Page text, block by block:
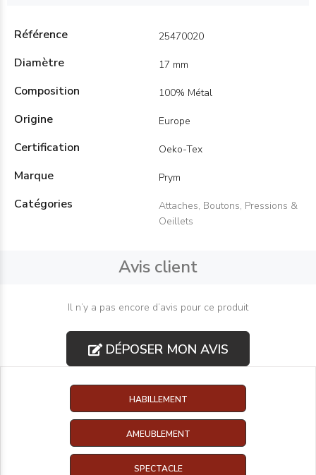
Référence 25470020
Diamètre 17 mm
Composition 100% Métal
Origine Europe
Certification Oeko-Tex
Marque Prym
Catégories
Attaches, Boutons, Pressions &
Oeillets
Avis client
Il n’y a pas encore d’avis pour ce produit
DÉPOSER MON AVIS
HABILLEMENT
AMEUBLEMENT
SPECTACLE